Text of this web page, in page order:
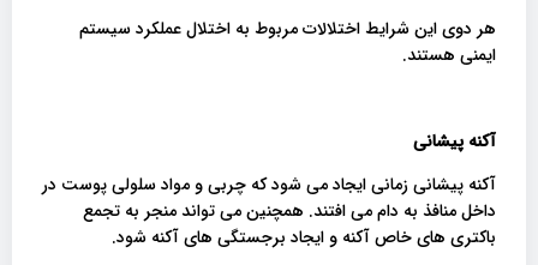
هر دوی این شرایط اختلالات مربوط به اختلال عملکرد سیستم
ایمنی هستند.
آکنه پیشانی
آکنه پیشانی زمانی ایجاد می شود که چربی و مواد سلولی پوست در
داخل منافذ به دام می افتند. همچنین می تواند منجر به تجمع
باکتری های خاص آکنه و ایجاد برجستگی های آکنه شود.